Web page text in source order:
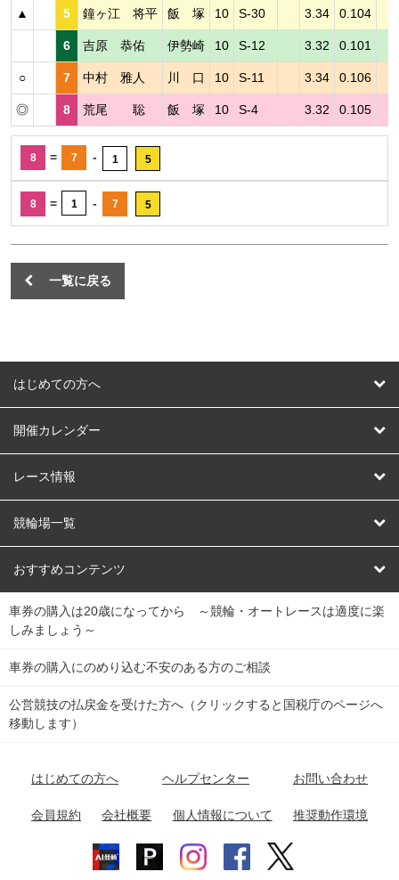
▲ 5 鐘ヶ江 将平 飯 塚 10 S-30 3.34 0.104
6 吉原 恭佑 伊勢崎 10 S-12 3.32 0.101
○ 7 中村 雅人 川 口 10 S-11 3.34 0.106
◎ 8 荒尾 聡 飯 塚 10 S-4 3.32 0.105
8 = 7 - 1 5
8 = 1 - 7 5
一覧に戻る
はじめての方へ
はじめての方へ
開催カレンダー
競輪
オートレース
競輪くじ
Dokanto!
チャリロトプラザ
レース情報
レース予想
レース結果
キャリーオーバー一覧
競輪場一覧
北日本 函館競輪場
関
東
弥彦競輪場 前橋競輪場 取手競輪場 宇都宮競輪場
関
東
小田原競輪場
名古屋競輪場 岐阜競輪場 大垣競輪場 豊橋競輪場
富山競輪場 松阪競輪場 四日市競輪場
福井競輪場 奈良競輪場 向日町競輪場
おすすめコンテンツ
競輪選手情報
Perfecta Navi
netkeirin
車券の購入は20歳になってから ～競輪・オートレースは適度に楽
しみましょう～
車券の購入にのめり込む不安のある方のご相談
公営競技の払戻金を受けた方へ（クリックすると国税庁のページへ
移動します）
はじめての方へ ヘルプセンター お問い合わせ
会員規約 会社概要 個人情報について 推奨動作環境